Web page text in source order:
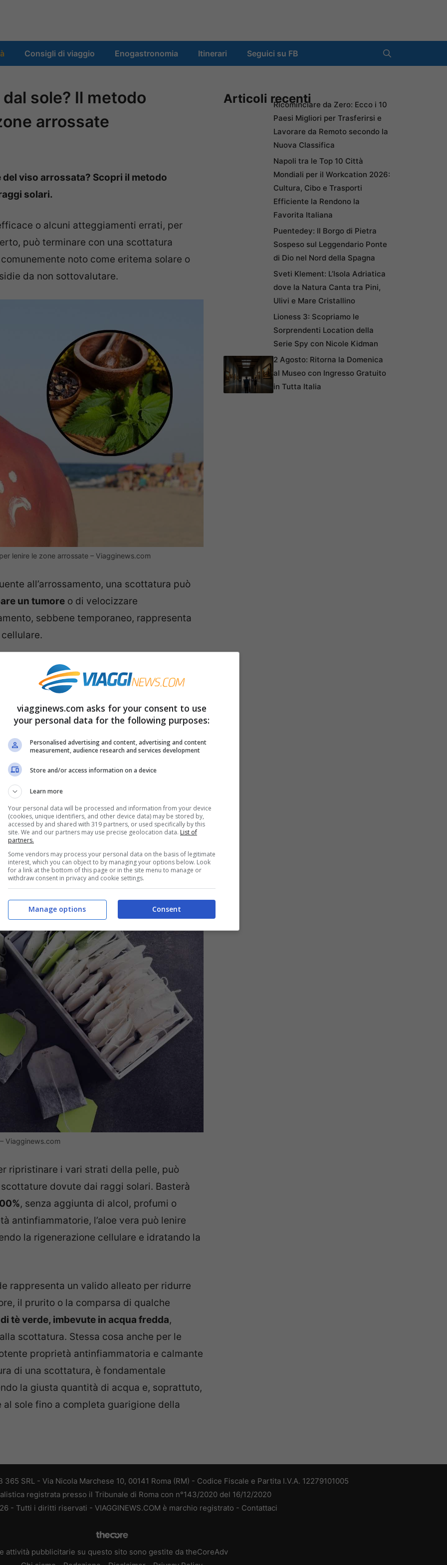
Consigli di viaggio Enogastronomia Itinerari Seguici su FB
sole? Il metodo
arrossate
del viso arrossata? Scopri il metodo
solari.
o alcuni atteggiamenti errati, per
può terminare con una scottatura
comunemente noto come eritema solare o
da non sottovalutare.
lenire le zone arrossate – Viagginews.com
all’arrossamento, una scottatura può
un tumore o di velocizzare
sebbene temporaneo, rappresenta
immediatamente a delle
il danno del sole e aiutando le
questi metodi del tutto naturali, curare
efficace.
naturali per curarla
naturali rappresentano una valida
per lenire la pelle arrossata. I metodi
solo in caso di scottature lievi o moderate,
Tra questi, spicca senza dubbio il
i vasi sanguigni, riducendo il rossore
Viagginews.com
ripristinare i vari strati della pelle, può
dovute dai raggi solari. Basterà
, senza aggiunta di alcol, profumi o
antinfiammatorie, l’aloe vera può lenire
la rigenerazione cellulare e idratando la
rappresenta un valido alleato per ridurre
il prurito o la comparsa di qualche
tè verde, imbevute in acqua fredda,
scottatura. Stessa cosa anche per le
proprietà antinfiammatoria e calmante
di una scottatura, è fondamentale
la giusta quantità di acqua e, soprattuto,
sole fino a completa guarigione della
Articoli recentiRicominciare da Zero: Ecco i 10
Paesi Migliori per Trasferirsi e
Lavorare da Remoto secondo la
Nuova Classifica
Napoli tra le Top 10 Città
Mondiali per il Workcation 2026:
Cultura, Cibo e Trasporti
Efficiente la Rendono la
Favorita Italiana
Puentedey: Il Borgo di Pietra
Sospeso sul Leggendario Ponte
di Dio nel Nord della Spagna
Sveti Klement: L’Isola Adriatica
dove la Natura Canta tra Pini,
Ulivi e Mare Cristallino
Lioness 3: Scopriamo le
Sorprendenti Location della
Serie Spy con Nicole Kidman
2 Agosto: Ritorna la Domenica
al Museo con Ingresso Gratuito
in Tutta Italia
SRL - Via Nicola Marchese 10, 00141 Roma (RM) - Codice Fiscale e Partita I.V.A. 12279101005
registrata presso il Tribunale di Roma con n°143/2020 del 16/12/2020
- Tutti i diritti riservati - VIAGGINEWS.COM è marchio registrato - Contattaci
attività pubblicitarie su questo sito sono gestite da theCoreAdv
viagginews.com asks for your consent to use
your personal data for the following purposes:
Personalised advertising and content, advertising and content
measurement, audience research and services development
Store and/or access information on a device
Learn more
Your personal data will be processed and information from your device
(cookies, unique identifiers, and other device data) may be stored by,
accessed by and shared with 319 partners, or used specifically by this
site. We and our partners may use precise geolocation data. List of
partners.
Some vendors may process your personal data on the basis of legitimate
interest, which you can object to by managing your options below. Look
for a link at the bottom of this page or in the site menu to manage or
withdraw consent in privacy and cookie settings.
Consent
Manage options